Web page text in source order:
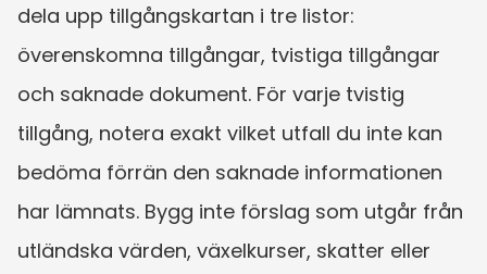
dela upp tillgångskartan i tre listor:
överenskomna tillgångar, tvistiga tillgångar
och saknade dokument. För varje tvistig
tillgång, notera exakt vilket utfall du inte kan
bedöma förrän den saknade informationen
har lämnats. Bygg inte förslag som utgår från
utländska värden, växelkurser, skatter eller